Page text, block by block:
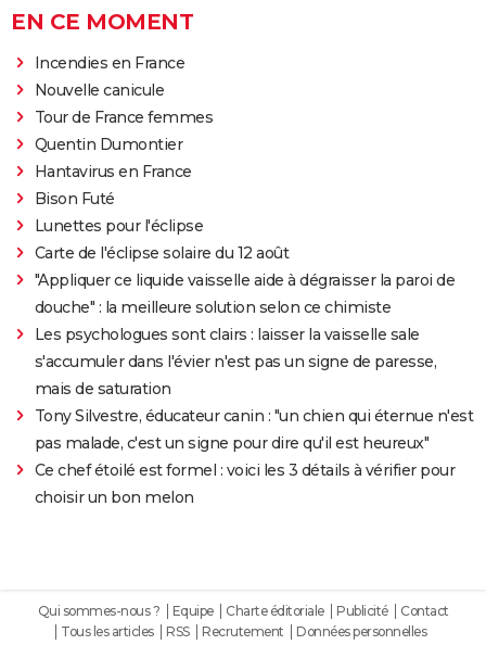
EN CE MOMENT
Incendies en France
Nouvelle canicule
Tour de France femmes
Quentin Dumontier
Hantavirus en France
Bison Futé
Lunettes pour l'éclipse
Carte de l'éclipse solaire du 12 août
"Appliquer ce liquide vaisselle aide à dégraisser la paroi de
douche" : la meilleure solution selon ce chimiste
Les psychologues sont clairs : laisser la vaisselle sale
s'accumuler dans l'évier n'est pas un signe de paresse,
mais de saturation
Tony Silvestre, éducateur canin : "un chien qui éternue n'est
pas malade, c'est un signe pour dire qu'il est heureux"
Ce chef étoilé est formel : voici les 3 détails à vérifier pour
choisir un bon melon
Qui sommes-nous ? Equipe Charte éditoriale Publicité
Contact
Tous les articles
RSS Recrutement
Données personnelles